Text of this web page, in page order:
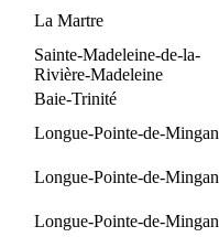
La Martre
Sainte-Madeleine-de-la-
Rivière-Madeleine
Baie-Trinité
Longue-Pointe-de-Mingan
Longue-Pointe-de-Mingan
Longue-Pointe-de-Mingan